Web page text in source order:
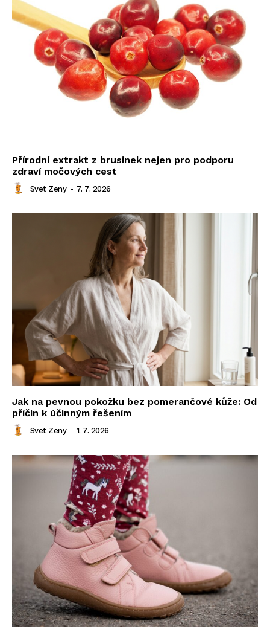
Přírodní extrakt z brusinek nejen pro podporu
zdraví močových cest
Svet Zeny - 7. 7. 2026
Jak na pevnou pokožku bez pomerančové kůže: Od
příčin k účinným řešením
Svet Zeny - 1. 7. 2026